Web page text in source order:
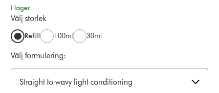
I lager
Välj storlek
Refill 100ml 30ml
Välj formulering:
Straight to wavy light conditioning